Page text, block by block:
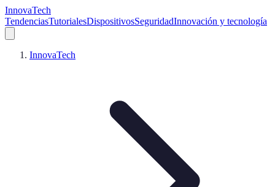
InnovaTech
TendenciasTutorialesDispositivosSeguridadInnovación y tecnología
InnovaTech